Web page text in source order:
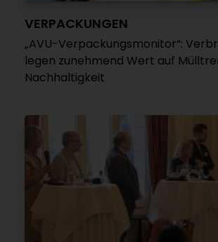
VERPACKUNGEN
„AVU-Verpackungsmonitor“:
legen zunehmend Wert auf
Nachhaltigkeit